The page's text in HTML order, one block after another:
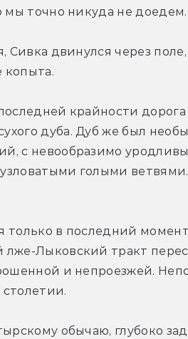
мы точно никуда не доедем.
Сивка двинулся через
копыта.
крайности
дуба. Дуб же был
с невообразимо
голыми
только в последний
лже-Лыковский тракт
и непроезжей.
обычаю, глубоко